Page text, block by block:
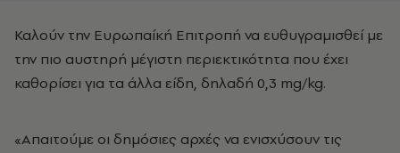
Καλούν την Ευρωπαίκή Επιτροπή να ευθυγραμισθεί με
την πιο αυστηρή μέγιστη περιεκτικότητα που έχει
καθορίσει για τα άλλα είδη, δηλαδή 0,3 mg/kg.
«Απαιτούμε οι δημόσιες αρχές να ενισχύσουν τις